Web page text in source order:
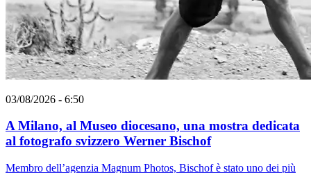
03/08/2026 - 6:50
A Milano, al Museo diocesano, una mostra dedicata
al fotografo svizzero Werner Bischof
Membro dell’agenzia Magnum Photos, Bischof è stato uno dei più